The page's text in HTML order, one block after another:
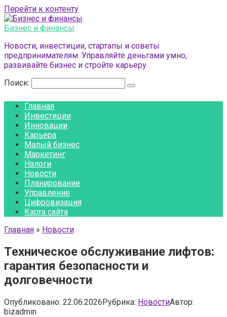
Перейти к контенту
Бизнес и финансы
Новости, инвестиции, стартапы и советы
предпринимателям. Управляйте деньгами умно,
развивайте бизнес и стройте карьеру.
Поиск:
Главная
Инвестиции
Инновации
Карьера
Малый бизнес
Маркетинг
Налоги
Новости
Планирование
Управление
Цифровизация
Карта сайта
Главная » Новости
Техническое обслуживание лифтов:
гарантия безопасности и
долговечности
Опубликовано: 22.06.2026Рубрика: НовостиАвтор:
bizadmin